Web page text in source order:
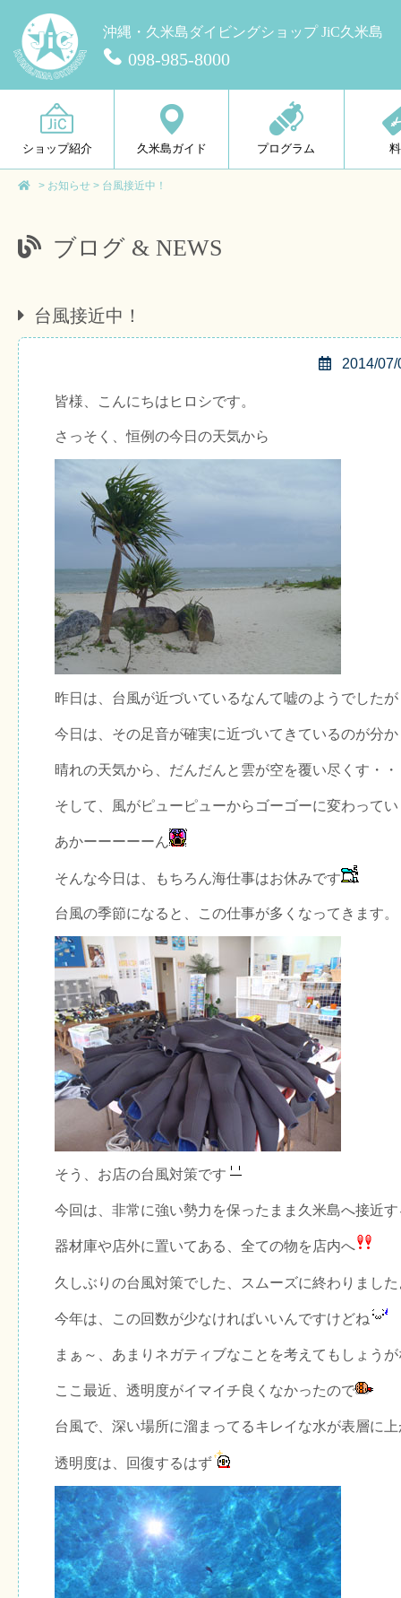
沖縄・久米島ダイビングショップ JiC久米島
098-985-8000
ショップ紹介 久米島ガイド プログラム
> お知らせ > 台風接近中！
ブログ & NEWS
台風接近中！
2014/07/
皆様、こんにちはヒロシです。
さっそく、恒例の今日の天気から
昨日は、台風が近づいているなんて嘘のようでしたが
今日は、その足音が確実に近づいてきているのが分
晴れの天気から、だんだんと雲が空を覆い尽くす・・
そして、風がピューピューからゴーゴーに変わって
あかーーーーーん
そんな今日は、もちろん海仕事はお休みです
台風の季節になると、この仕事が多くなってきます。
そう、お店の台風対策です
今回は、非常に強い勢力を保ったまま久米島へ接近
器材庫や店外に置いてある、全ての物を店内へ
久しぶりの台風対策でした、スムーズに終わりました
今年は、この回数が少なければいいんですけどね
まぁ～、あまりネガティブなことを考えてもしょう
ここ最近、透明度がイマイチ良くなかったので
台風で、深い場所に溜まってるキレイな水が表層に
透明度は、回復するはず